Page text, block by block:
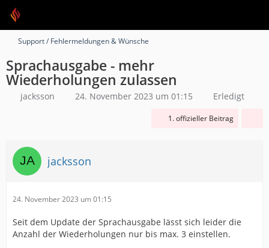
Support / Fehlermeldungen & Wünsche
Sprachausgabe - mehr
Wiederholungen zulassen
jacksson 24. November 2023 um 01:15 Erledigt
1. offizieller Beitrag
jacksson
24. November 2023 um 01:15
Seit dem Update der Sprachausgabe lässt sich leider die
Anzahl der Wiederholungen nur bis max. 3 einstellen.